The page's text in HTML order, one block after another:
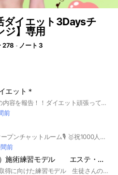
ダイエット3Daysチ
ジ】専用
278 ノート 3
エット＊
毎日の体重や、食事の内容を報告！！ダイエット頑張っている方、一緒に励まし合いながら頑張りましょう #運動 #ストレッチ #筋トレ #食事制限 #情報 #健康 #ダイエット #減量 #痩せる #家で #梅雨 #雨の日 #室内 #お家トレーニング #自宅 #家でできる #体幹 #体重
前
GLAYファン専用のオープンチャットルーム🎙️ 🥇祝1000人突破🥇
前
（施術者女性限定）施術練習モデル エステ・ネイル・ボディケアマッサージ・マツエク 美容全般
男性は入室不可 資格取得に向けた練習モデル 生徒さんの練習モデル 技術向上目的 新メニューのモニター などなどの練習モデルと術者のマッチング専用 #エステ #ネイル #アロマ #練習モデル #カットモデル #モニター #格安 #無料モニター #リラクゼーション #綺麗になりたい #女子力 #悩み